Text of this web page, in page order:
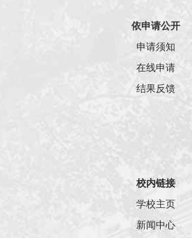
依申请公开
申请须知
在线申请
结果反馈
校内链接
学校主页
新闻中心